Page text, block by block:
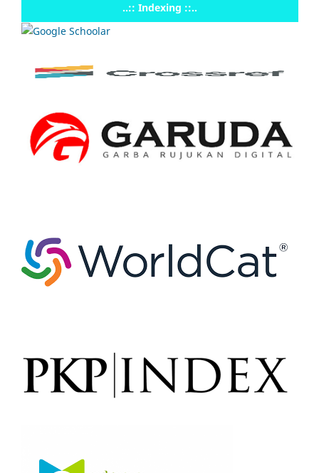
..:: Indexing ::..